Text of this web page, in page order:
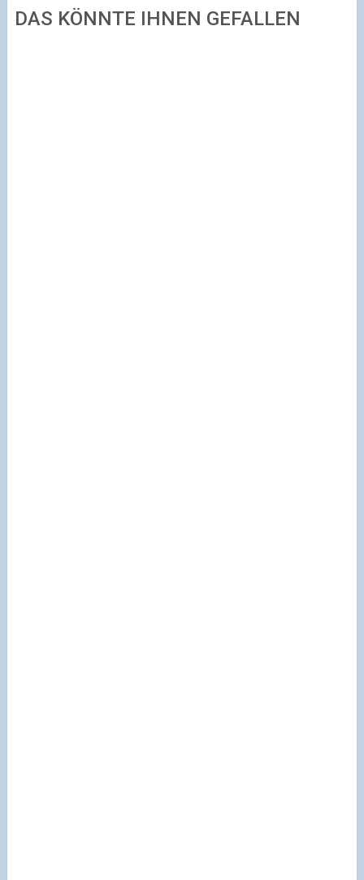
DAS KÖNNTE IHNEN GEFALLEN